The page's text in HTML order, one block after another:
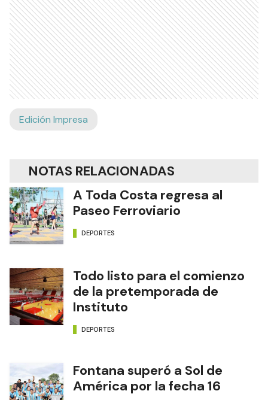
Edición Impresa
NOTAS RELACIONADAS
A Toda Costa regresa al
Paseo Ferroviario
DEPORTES
Todo listo para el comienzo
de la pretemporada de
Instituto
DEPORTES
Fontana superó a Sol de
América por la fecha 16